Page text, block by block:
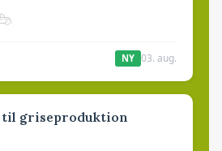
NY 03. aug.
til griseproduktion